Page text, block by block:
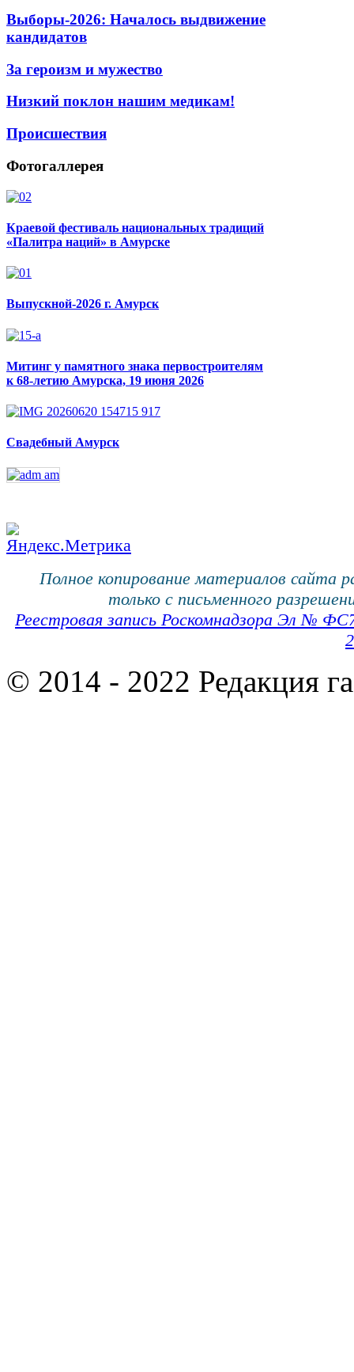
Выборы-2026: Началось выдвижение
кандидатов
За героизм и мужество
Низкий поклон нашим медикам!
Происшествия
Фотогаллерея
Краевой фестиваль национальных традиций
«Палитра наций» в Амурске
Выпускной-2026 г. Амурск
Митинг у памятного знака первостроителям
к 68-летию Амурска, 19 июня 2026
Свадебный Амурск
Полное копирование материалов сайта
только с письменного
Реестровая запись Роскомнадзора Эл №
© 2014 - 2022 Редакция